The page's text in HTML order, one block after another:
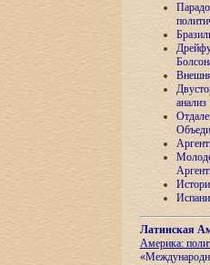
анализ
Латинская
Америка: